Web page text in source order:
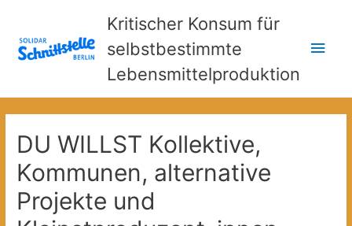
Kritischer Konsum für
selbstbestimmte
Lebensmittelproduktion
DU WILLST Kollektive,
Kommunen, alternative
Projekte und